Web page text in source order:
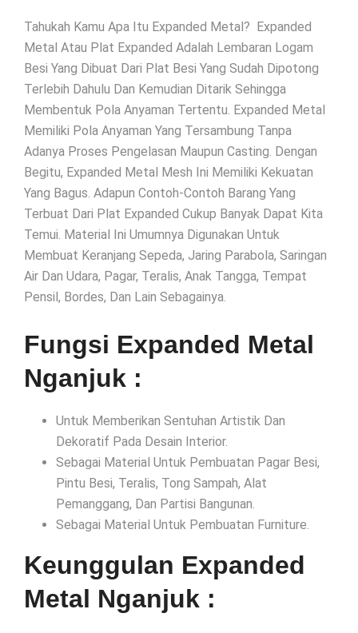
Tahukah Kamu Apa Itu Expanded Metal? Expanded
Metal Atau Plat Expanded Adalah Lembaran Logam
Besi Yang Dibuat Dari Plat Besi Yang Sudah Dipotong
Terlebih Dahulu Dan Kemudian Ditarik Sehingga
Membentuk Pola Anyaman Tertentu. Expanded Metal
Memiliki Pola Anyaman Yang Tersambung Tanpa
Adanya Proses Pengelasan Maupun Casting. Dengan
Begitu, Expanded Metal Mesh Ini Memiliki Kekuatan
Yang Bagus. Adapun Contoh-Contoh Barang Yang
Terbuat Dari Plat Expanded Cukup Banyak Dapat Kita
Temui. Material Ini Umumnya Digunakan Untuk
Membuat Keranjang Sepeda, Jaring Parabola, Saringan
Air Dan Udara, Pagar, Teralis, Anak Tangga, Tempat
Pensil, Bordes, Dan Lain Sebagainya.
Fungsi Expanded Metal
Nganjuk :
Untuk Memberikan Sentuhan Artistik Dan
Dekoratif Pada Desain Interior.
Sebagai Material Untuk Pembuatan Pagar Besi,
Pintu Besi, Teralis, Tong Sampah, Alat
Pemanggang, Dan Partisi Bangunan.
Sebagai Material Untuk Pembuatan Furniture.
Keunggulan Expanded
Metal Nganjuk :